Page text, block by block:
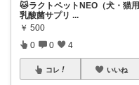
🐱ラクトペットNEO（犬・猫用
乳酸菌サプリ ...
￥ 500
0 0 4
コレ いいね